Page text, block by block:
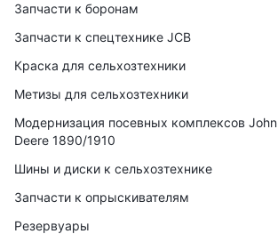
Запчасти к боронам
Запчасти к спецтехнике JCB
Краска для сельхозтехники
Метизы для сельхозтехники
Модернизация посевных комплексов John
Deere 1890/1910
Шины и диски к сельхозтехнике
Запчасти к опрыскивателям
Резервуары